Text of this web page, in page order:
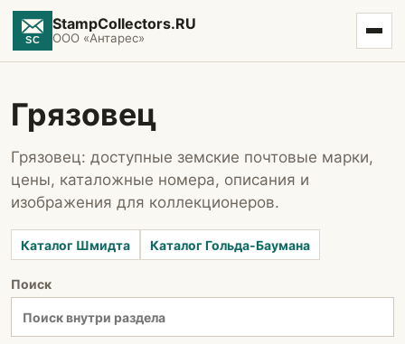
StampCollectors.RU
ООО «Антарес»
Грязовец
Грязовец: доступные земские почтовые марки,
цены, каталожные номера, описания и
изображения для коллекционеров.
Каталог Шмидта Каталог Гольда-Баумана
Поиск